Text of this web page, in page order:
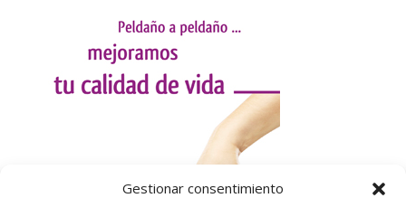
Gestionar consentimiento